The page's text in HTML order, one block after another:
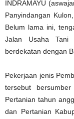
INDRAMAYU
Panyindangan
Belum lama ini,
Jalan Usaha Tani
berdekatan dengan
Pekerjaan jenis
tersebut
Pertanian tahun
dan Pertanian